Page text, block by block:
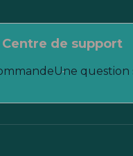
centre de support
Une question